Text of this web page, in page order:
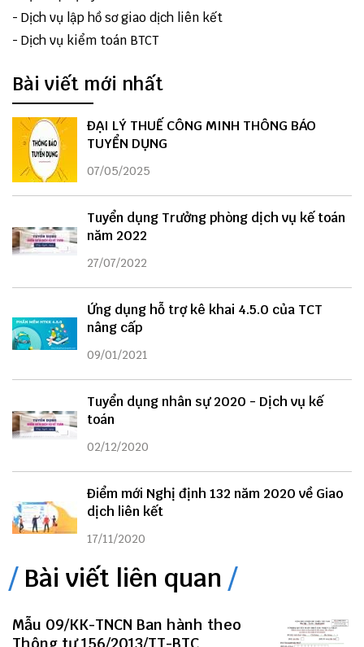
- Dịch vụ lập hồ sơ giao dịch liên kết
- Dịch vụ kiểm toán BTCT
Bài viết mới nhất
ĐẠI LÝ THUẾ CÔNG MINH THÔNG BÁO
TUYỂN DỤNG
07/05/2025
Tuyển dụng Trưởng phòng dịch vụ kế toán
năm 2022
27/07/2022
Ứng dụng hỗ trợ kê khai 4.5.0 của TCT
nâng cấp
09/01/2021
Tuyển dụng nhân sự 2020 - Dịch vụ kế
toán
02/12/2020
Điểm mới Nghị định 132 năm 2020 về Giao
dịch liên kết
17/11/2020
Bài viết liên quan
Mẫu 09/KK-TNCN Ban hành theo
Thông tư 156/2013/TT-BTC